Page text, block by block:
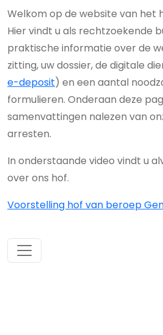
Welkom op de website van het
Hier vindt u als rechtzoekende
praktische informatie over de
zitting, uw dossier, de digitale
e-deposit) en een aantal
formulieren. Onderaan deze
samenvattingen nalezen van
arresten.
In onderstaande video vindt u
over ons hof.
Voorstelling hof van beroep